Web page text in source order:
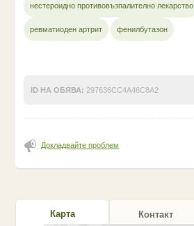
нестероидно противовъзпалително лекарство
ревматиоден артрит фенилбутазон
ID НА ОБЯВА: 297636CC4A46C8A2
Докладвайте проблем
Карта Контакт